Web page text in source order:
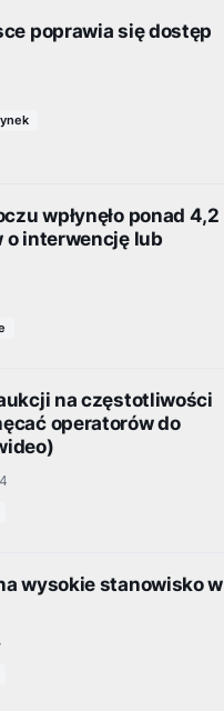
poprawia się dostęp
wpłynęło ponad 4,2
o interwencję lub
na częstotliwości
operatorów do
wysokie stanowisko w